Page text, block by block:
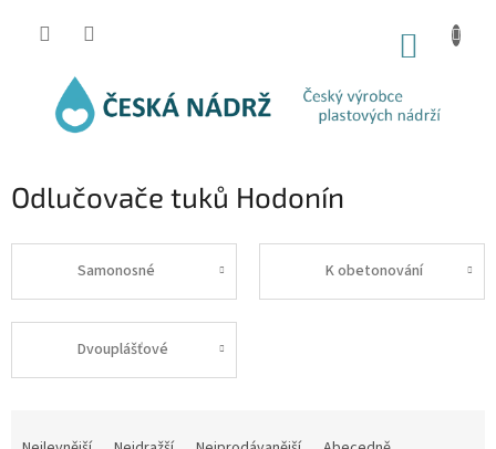
Odlučovače tuků Hodonín
Samonosné K obetonování
Dvouplášťové